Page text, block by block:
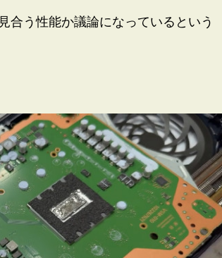
う性能か議論になっているという